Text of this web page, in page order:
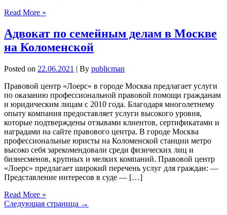
Read More »
Адвокат по семейным делам в Москве
на Коломенской
Posted on 22.06.2021 | By publicman
Правовой центр «Лоерс» в городе Москва предлагает услуги
по оказанию профессиональной правовой помощи гражданам
и юридическим лицам с 2010 года. Благодаря многолетнему
опыту компания предоставляет услуги высокого уровня,
которые подтверждены отзывами клиентов, сертификатами и
наградами на сайте правового центра. В городе Москва
профессиональные юристы на Коломенской станции метро
высоко себя зарекомендовали среди физических лиц и
бизнесменов, крупных и мелких компаний. Правовой центр
«Лоерс» предлагает широкий перечень услуг для граждан: —
Представление интересов в суде — […]
Read More »
Следующая страница →